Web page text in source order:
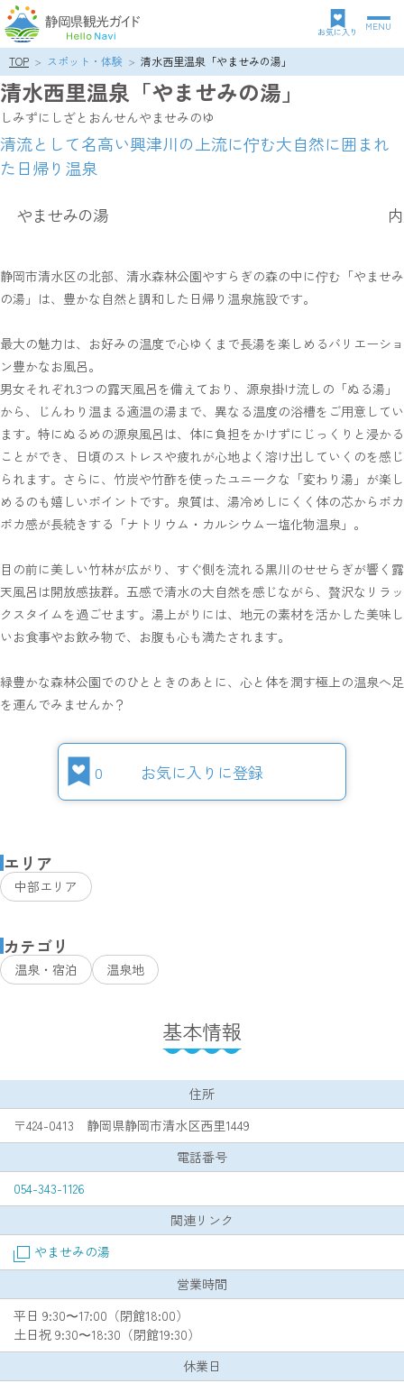
グ
ロ
ビ
お気に入り MENU
パ
ン
ク
ズ
リ
ス
TOP スポット・体験 清水西里温泉「やませみの湯」
清水西里温泉「やませみの湯」
しみずにしざとおんせんやませみのゆ
清流として名高い興津川の上流に佇む大自然に囲まれ
た日帰り温泉
やませみの湯
静岡市清水区の北部、清水森林公園やすらぎの森の中に佇む「やませみ
の湯」は、豊かな自然と調和した日帰り温泉施設です。
最大の魅力は、お好みの温度で心ゆくまで長湯を楽しめるバリエーショ
ン豊かなお風呂。
男女それぞれ3つの露天風呂を備えており、源泉掛け流しの「ぬる湯」
から、じんわり温まる適温の湯まで、異なる温度の浴槽をご用意してい
ます。特にぬるめの源泉風呂は、体に負担をかけずにじっくりと浸かる
ことができ、日頃のストレスや疲れが心地よく溶け出していくのを感じ
られます。さらに、竹炭や竹酢を使ったユニークな「変わり湯」が楽し
めるのも嬉しいポイントです。泉質は、湯冷めしにくく体の芯からポカ
ポカ感が長続きする「ナトリウム・カルシウムー塩化物温泉」。
目の前に美しい竹林が広がり、すぐ側を流れる黒川のせせらぎが響く露
天風呂は開放感抜群。五感で清水の大自然を感じながら、贅沢なリラッ
クスタイムを過ごせます。湯上がりには、地元の素材を活かした美味し
いお食事やお飲み物で、お腹も心も満たされます。
緑豊かな森林公園でのひとときのあとに、心と体を潤す極上の温泉へ足
を運んでみませんか？
0 お気に入りに登録
エリア
中部エリア
カテゴリ
温泉・宿泊 温泉地
基本情報
住所
〒424-0413 静岡県静岡市清水区西里1449
電話番号
054-343-1126
関連リンク
やませみの湯
営業時間
平日 9:30〜17:00（閉館18:00）
土日祝 9:30〜18:30（閉館19:30）
休業日